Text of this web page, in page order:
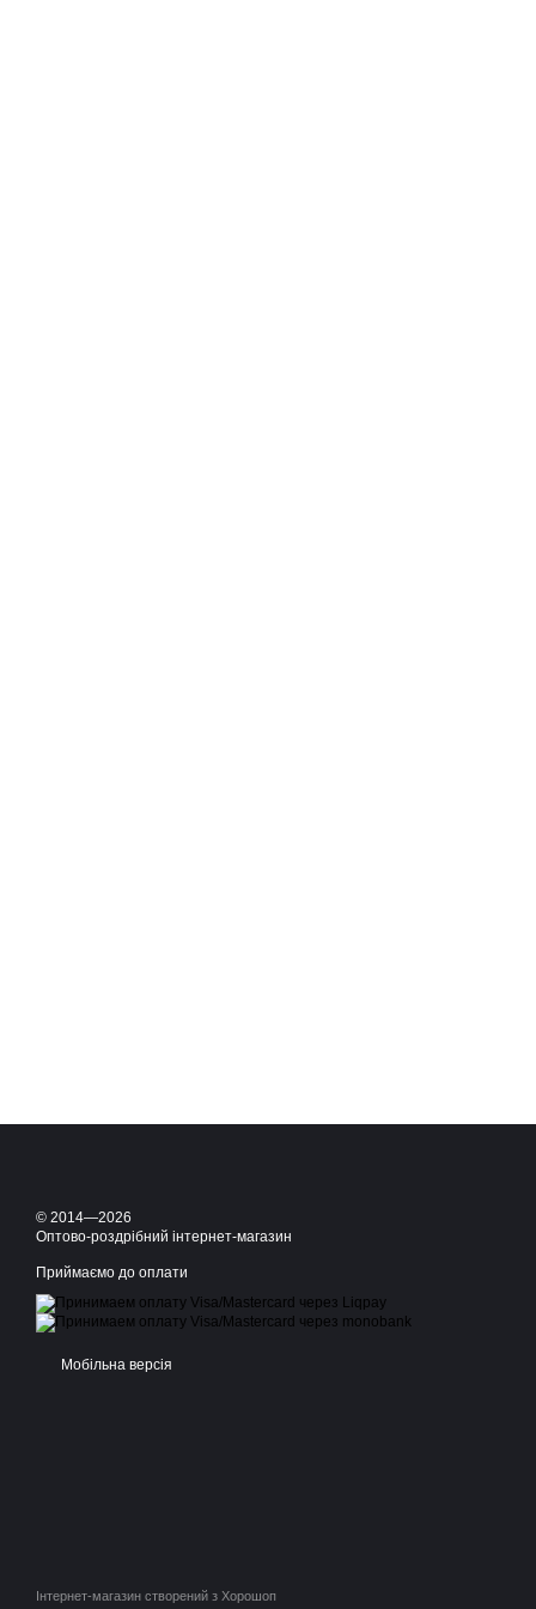
© 2014—2026
Оптово-роздрібний інтернет-магазин
Приймаємо до оплати
Мобільна версія
Інтернет-магазин створений з Хорошоп